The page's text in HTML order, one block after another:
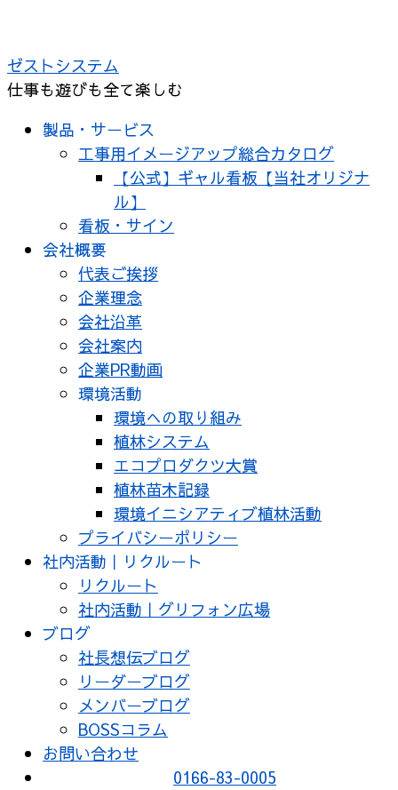
ゼストシステム
仕事も遊びも全て楽しむ
製品・サービス
工事用イメージアップ総合カタログ
【公式】ギャル看板【当社オリジナ
ル】
看板・サイン
会社概要
代表ご挨拶
企業理念
会社沿革
会社案内
企業PR動画
環境活動
環境への取り組み
植林システム
エコプロダクツ大賞
植林苗木記録
環境イニシアティブ植林活動
プライバシーポリシー
社内活動｜リクルート
リクルート
社内活動｜グリフォン広場
ブログ
社長想伝ブログ
リーダーブログ
メンバーブログ
BOSSコラム
お問い合わせ
0166-83-0005